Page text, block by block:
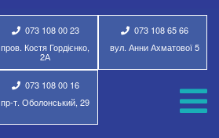
073 108 00 23
пров. Костя Гордієнко,
2А
073 108 65 66
вул. Анни Ахматової 5
073 108 00 16
пр-т. Оболонський, 29